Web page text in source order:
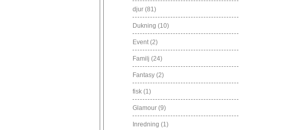
djur (81)
Dukning (10)
Event (2)
Familj (24)
Fantasy (2)
fisk (1)
Glamour (9)
Inredning (1)